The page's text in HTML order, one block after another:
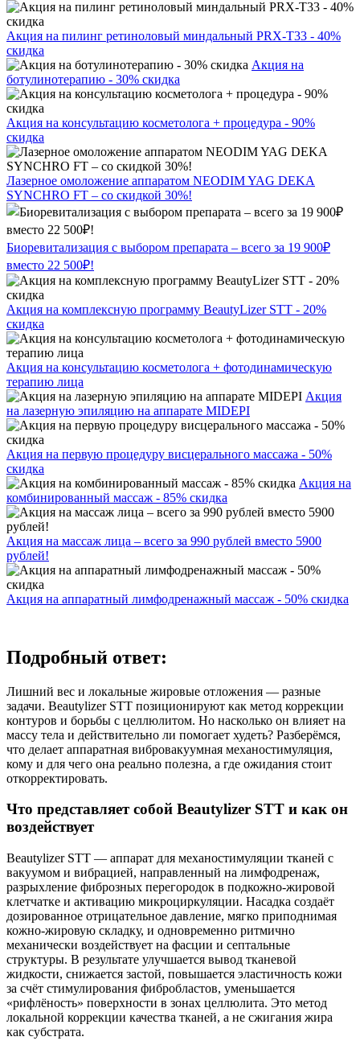
Акция на пилинг ретиноловый миндальный PRX-T33 - 40%
скидка
Акция на
ботулинотерапию - 30% скидка
Акция на консультацию косметолога + процедура - 90%
скидка
Лазерное омоложение аппаратом NEODIM YAG DEKA
SYNCHRO FT – со скидкой 30%!
Биоревитализация с выбором препарата – всего за 19 900₽
вместо 22 500₽!
Акция на комплексную программу BeautyLizer STT - 20%
скидка
Акция на консультацию косметолога + фотодинамическую
терапию лица
Акция
на лазерную эпиляцию на аппарате MIDEPI
Акция на первую процедуру висцерального массажа - 50%
скидка
Акция на
комбинированный массаж - 85% скидка
Акция на массаж лица – всего за 990 рублей вместо 5900
рублей!
Акция на аппаратный лимфодренажный массаж - 50% скидка
Подробный ответ:
Лишний вес и локальные жировые отложения — разные
задачи. Beautylizer STT позиционируют как метод коррекции
контуров и борьбы с целлюлитом. Но насколько он влияет на
массу тела и действительно ли помогает худеть? Разберёмся,
что делает аппаратная вибровакуумная механостимуляция,
кому и для чего она реально полезна, а где ожидания стоит
откорректировать.
Что представляет собой Beautylizer STT и как он
воздействует
Beautylizer STT — аппарат для механостимуляции тканей с
вакуумом и вибрацией, направленный на лимфодренаж,
разрыхление фиброзных перегородок в подкожно‑жировой
клетчатке и активацию микроциркуляции. Насадка создаёт
дозированное отрицательное давление, мягко приподнимая
кожно‑жировую складку, и одновременно ритмично
механически воздействует на фасции и септальные
структуры. В результате улучшается вывод тканевой
жидкости, снижается застой, повышается эластичность кожи
за счёт стимулирования фибробластов, уменьшается
«рифлёность» поверхности в зонах целлюлита. Это метод
локальной коррекции качества тканей, а не сжигания жира
как субстрата.